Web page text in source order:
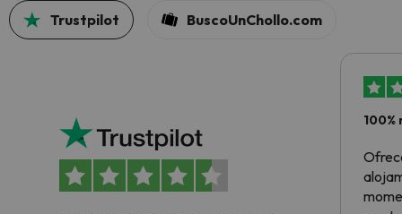
Trustpilot BuscoUnChollo.com